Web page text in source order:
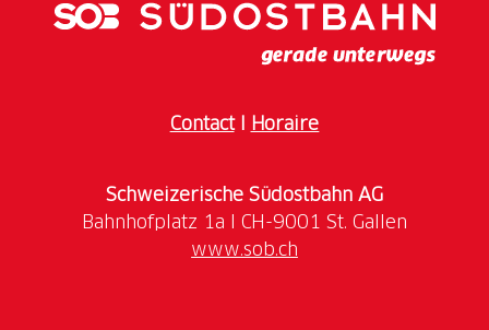
ContactI Horaire
Schweizerische Südostbahn AG
www.sob.ch